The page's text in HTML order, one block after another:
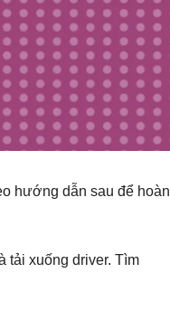
hướng dẫn sau để hoàn
tải xuống driver. Tìm